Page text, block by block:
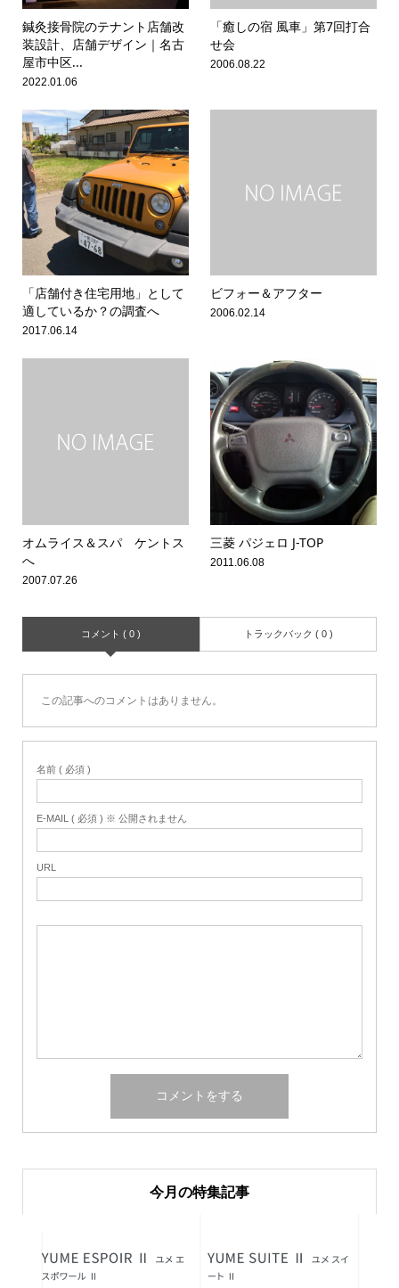
鍼灸接骨院のテナント店舗改
装設計、店舗デザイン｜名古
屋市中区...
2022.01.06
「癒しの宿 風車」第7回打合
せ会
2006.08.22
「店舗付き住宅用地」として
適しているか？の調査へ
2017.06.14
ビフォー＆アフター
2006.02.14
オムライス＆スパ ケントス
へ
2007.07.26
三菱 パジェロ J-TOP
2011.06.08
コメント ( 0 ) トラックバック ( 0 )
この記事へのコメントはありません。
名前 ( 必須 )
E-MAIL ( 必須 ) ※ 公開されません
URL
今月の特集記事